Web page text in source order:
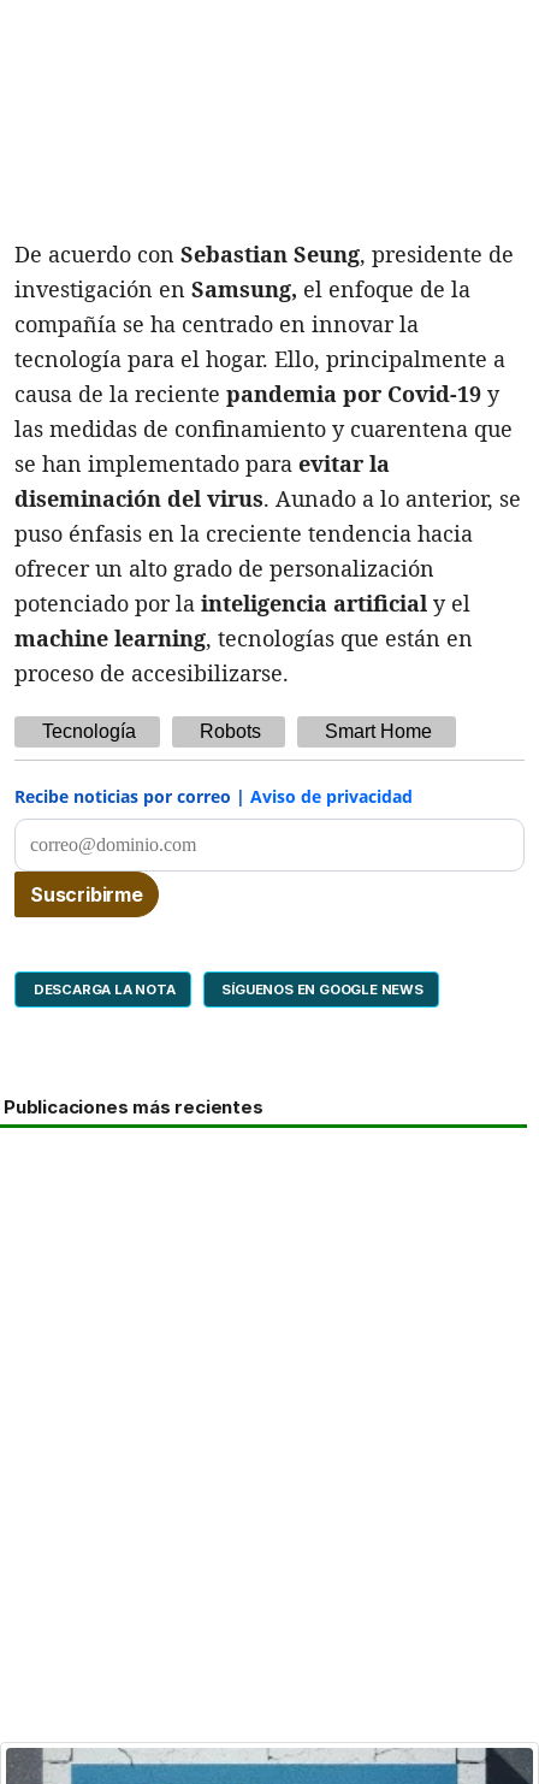
De acuerdo con Sebastian Seung, presidente de
investigación en Samsung, el enfoque de la
compañía se ha centrado en innovar la
tecnología para el hogar. Ello, principalmente a
causa de la reciente pandemia por Covid-19 y
las medidas de confinamiento y cuarentena que
se han implementado para evitar la
diseminación del virus. Aunado a lo anterior, se
puso énfasis en la creciente tendencia hacia
ofrecer un alto grado de personalización
potenciado por la inteligencia artificial y el
machine learning, tecnologías que están en
proceso de accesibilizarse.
Tecnología Robots Smart Home
Recibe noticias por correo | Aviso de privacidad
DESCARGA LA NOTA SÍGUENOS EN GOOGLE NEWS
Publicaciones más recientes